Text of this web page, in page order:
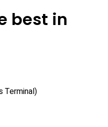
best in
Terminal)